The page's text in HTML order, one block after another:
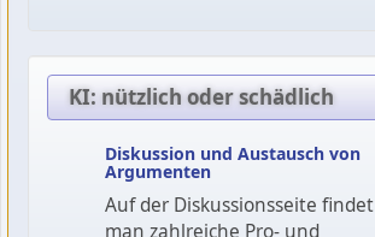
KI: nützlich oder schädlich
Diskussion und Austausch von
Argumenten
Auf der Diskussionsseite findet
man zahlreiche Pro- und